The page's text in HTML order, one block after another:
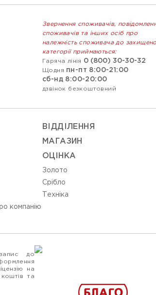
Звернення споживачів,
споживачів та інших осіб про
належність споживача до
категорії приймаються:
Гаряча лінія
0 (800) 30-30-32
Щодня
пн-пт 8:00-21:00
сб-нд 8:00-20:00
дзвінок безкоштовний
компанію
ВIДДIЛЕННЯ
МАГАЗИН
ОЦIНКА
Золото
Срiбло
Технiка
до
на
та